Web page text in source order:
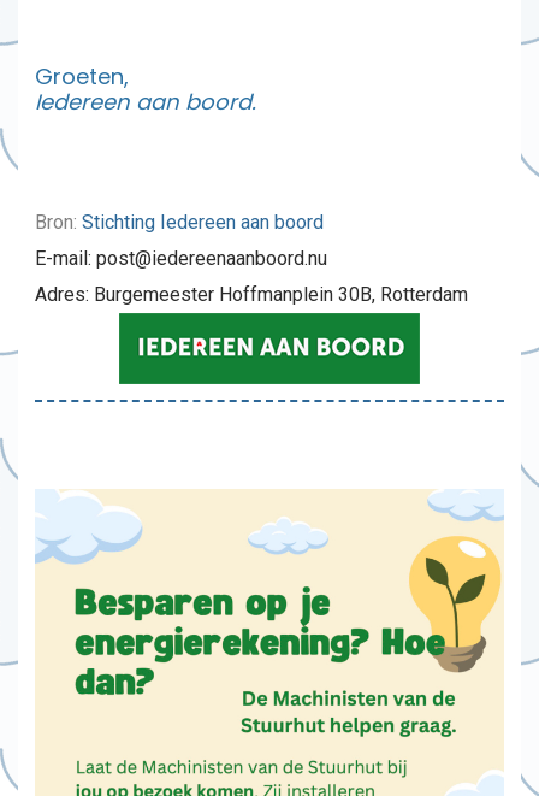
Groeten,
Iedereen aan boord.
Bron: Stichting Iedereen aan boord
E-mail: post@iedereenaanboord.nu
Adres: Burgemeester Hoffmanplein 30B, Rotterdam